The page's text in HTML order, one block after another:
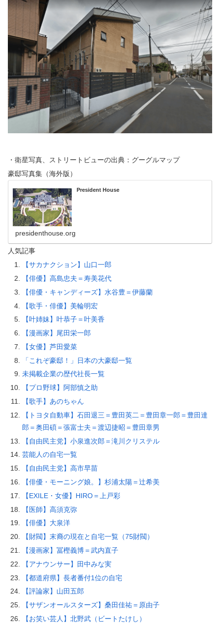
・衛星写真、ストリートビューの出典：グーグルマップ
豪邸写真集（海外版）
President House
presidenthouse.org
人気記事
【サカナクション】山口一郎
【俳優】高島忠夫＝寿美花代
【俳優・キャンディーズ】水谷豊＝伊藤蘭
【歌手・俳優】美輪明宏
【叶姉妹】叶恭子＝叶美香
【漫画家】尾田栄一郎
【女優】芦田愛菜
「これぞ豪邸！」日本の大豪邸一覧
未掲載企業の歴代社長一覧
【プロ野球】阿部慎之助
【歌手】あのちゃん
【トヨタ自動車】石田退三＝豊田英二＝豊田章一郎＝豊田達
郎＝奥田碩＝張富士夫＝渡辺捷昭＝豊田章男
【自由民主党】小泉進次郎＝滝川クリステル
芸能人の自宅一覧
【自由民主党】高市早苗
【俳優・モーニング娘。】杉浦太陽＝辻希美
【EXILE・女優】HIRO＝上戸彩
【医師】高須克弥
【俳優】大泉洋
【財閥】末裔の現在と自宅一覧（75財閥）
【漫画家】冨樫義博＝武内直子
【アナウンサー】田中みな実
【都道府県】長者番付1位の自宅
【評論家】山田五郎
【サザンオールスターズ】桑田佳祐＝原由子
【お笑い芸人】北野武（ビートたけし）